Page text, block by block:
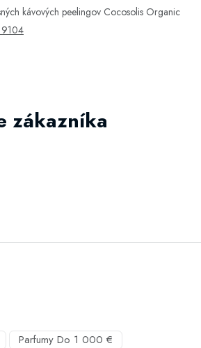
kávových peelingov Cocosolis Organic
zákazníka
Parfumy Do 1 000 €